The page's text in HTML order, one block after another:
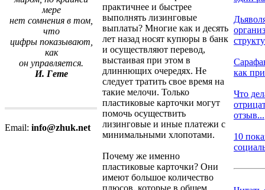
мере
нет сомнения в том,
что
цифры показывают,
как
он управляется.
И. Гете
Email: info@zhuk.net
практичнее и быстрее
выполнять лизинговые
выплаты? Многие как и десять
лет назад носят купюры в банк
и осуществляют перевод,
выстаивая при этом в
длиннющих очередях. Не
следует тратить свое время на
такие мелочи. Только
пластиковые карточки могут
помочь осуществить
лизинговые и иные платежи с
минимальными хлопотами.
Почему же именно
пластиковые карточки? Они
имеют большое количество
плюсов, которые в общем
как
Что
отзыв...
10